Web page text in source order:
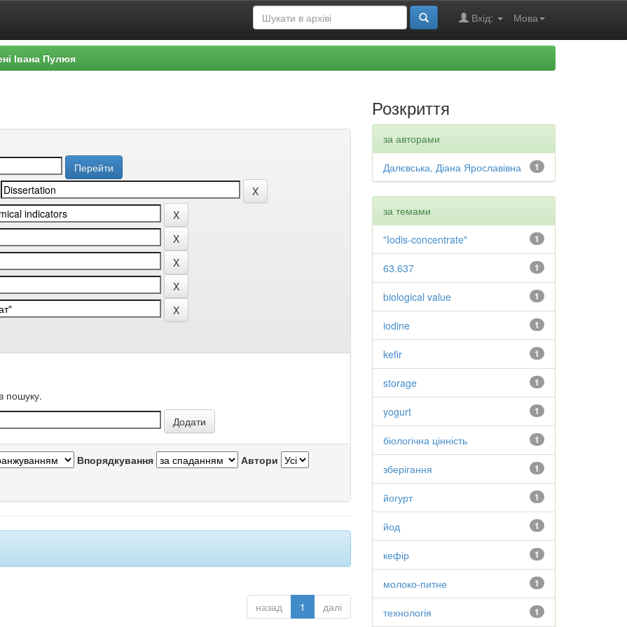
Мова
Вхід:
Івана Пулюя
пошуку.
Впорядкування Автори
назад 1 далі
Розкриття
за авторами
1
Далєвська, Діана Ярославівна
за темами
1
"Iodis-concentrate"
1
63.637
1
biological value
1
iodine
1
kefir
1
storage
1
yogurt
1
біологічна цінність
1
зберігання
1
йогурт
1
йод
1
кефір
1
молоко-питне
1
технологія